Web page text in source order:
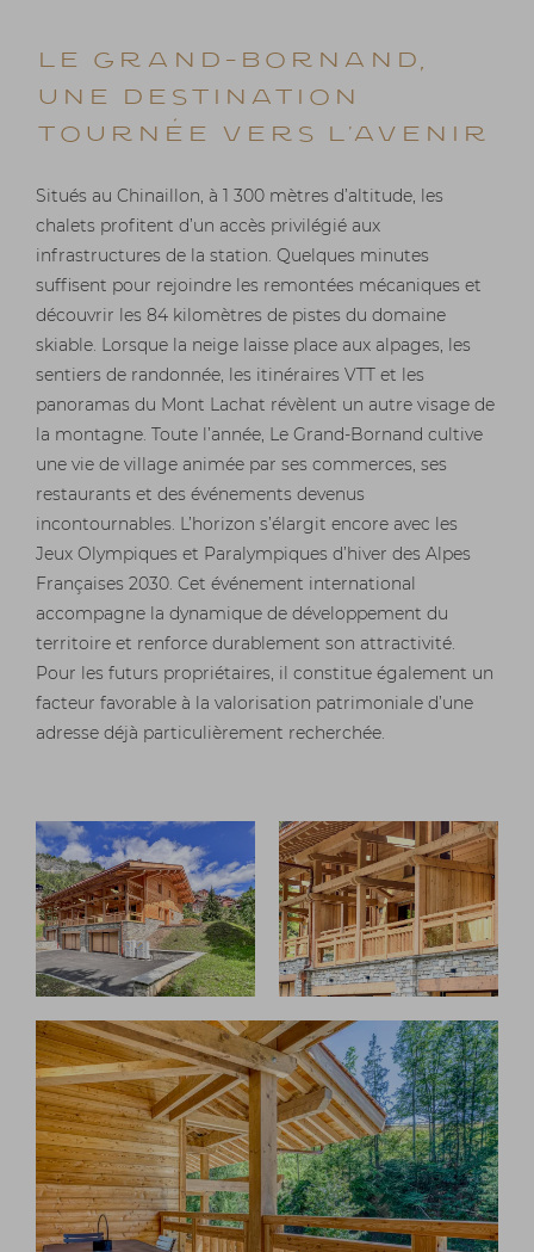
LE GRAND-BORNAND,
UNE DESTINATION
TOURNÉE VERS L’AVENIR
Situés au Chinaillon, à 1 300 mètres d’altitude, les
chalets profitent d’un accès privilégié aux
infrastructures de la station. Quelques minutes
suffisent pour rejoindre les remontées mécaniques et
découvrir les 84 kilomètres de pistes du domaine
skiable. Lorsque la neige laisse place aux alpages, les
sentiers de randonnée, les itinéraires VTT et les
panoramas du Mont Lachat révèlent un autre visage de
la montagne. Toute l’année, Le Grand-Bornand cultive
une vie de village animée par ses commerces, ses
restaurants et des événements devenus
incontournables. L’horizon s’élargit encore avec les
Jeux Olympiques et Paralympiques d’hiver des Alpes
Françaises 2030. Cet événement international
accompagne la dynamique de développement du
territoire et renforce durablement son attractivité.
Pour les futurs propriétaires, il constitue également un
facteur favorable à la valorisation patrimoniale d’une
adresse déjà particulièrement recherchée.